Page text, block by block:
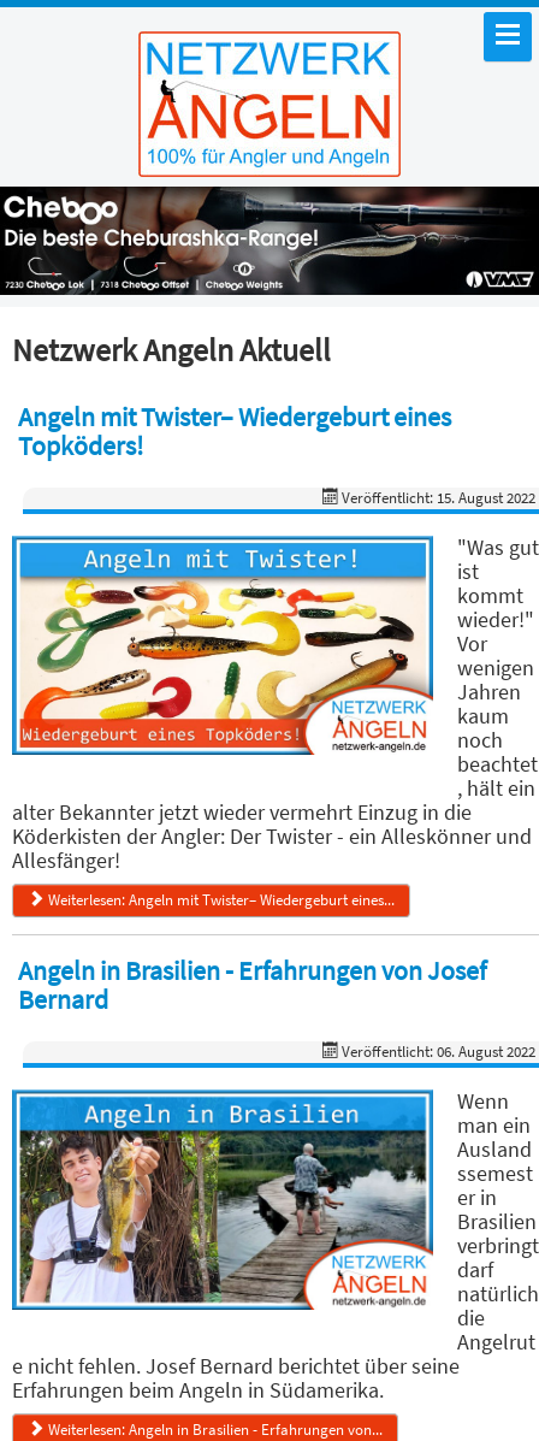
Netzwerk Angeln Aktuell
Angeln mit Twister– Wiedergeburt eines
Topköders!
Veröffentlicht: 15. August 2022
"Was gut
ist
kommt
wieder!"
Vor
wenigen
Jahren
kaum
noch
beachtet
, hält ein
alter Bekannter jetzt wieder vermehrt Einzug in die
Köderkisten der Angler: Der Twister - ein Alleskönner und
Allesfänger!
Weiterlesen: Angeln mit Twister– Wiedergeburt eines...
Angeln in Brasilien - Erfahrungen von Josef
Bernard
Veröffentlicht: 06. August 2022
Wenn
man ein
Ausland
ssemest
er in
Brasilien
verbringt
darf
natürlich
die
Angelrut
e nicht fehlen. Josef Bernard berichtet über seine
Erfahrungen beim Angeln in Südamerika.
Weiterlesen: Angeln in Brasilien - Erfahrungen von...